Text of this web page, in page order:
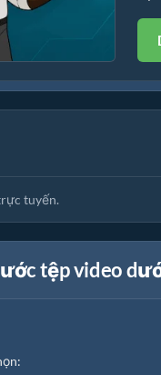
Phí
tuyến.
tệp video